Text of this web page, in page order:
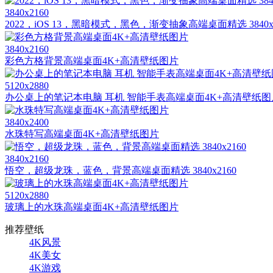
3840x2160
2022，iOS 13，黑暗模式，黑色，渐变抽象高端桌面精选
3840x2160
彩色方格背景高端桌面4K+高清壁纸图片
5120x2880
办公桌上的笔记本电脑 耳机 智能手表高端桌面4K+高清壁纸图
3840x2400
水珠特写高端桌面4K+高清壁纸图片
3840x2160
悟空，超级龙珠，蓝色，背景高端桌面精选 3840x2160
5120x2880
玻璃上的水珠高端桌面4K+高清壁纸图片
推荐壁纸
4K风景
4K美女
4K游戏